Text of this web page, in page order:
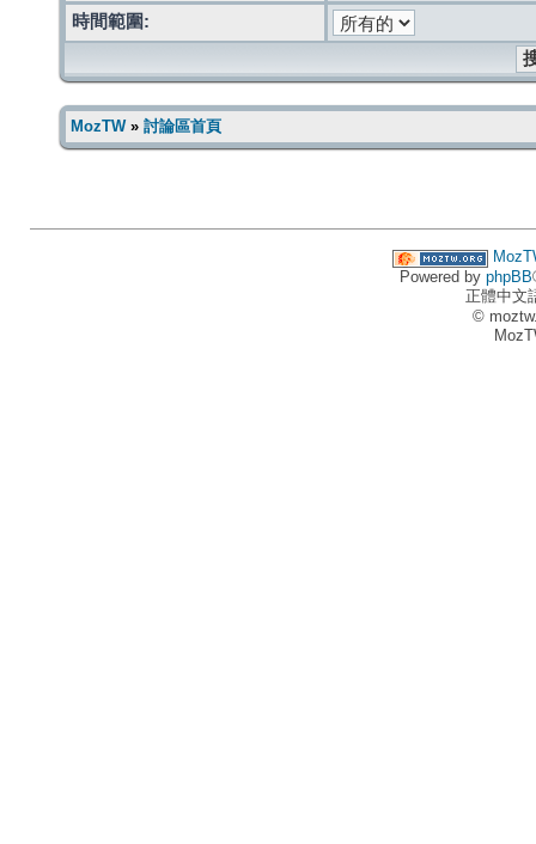
時間範圍:
MozTW» 討論區首頁
Powered by phpBB
正體中文
©